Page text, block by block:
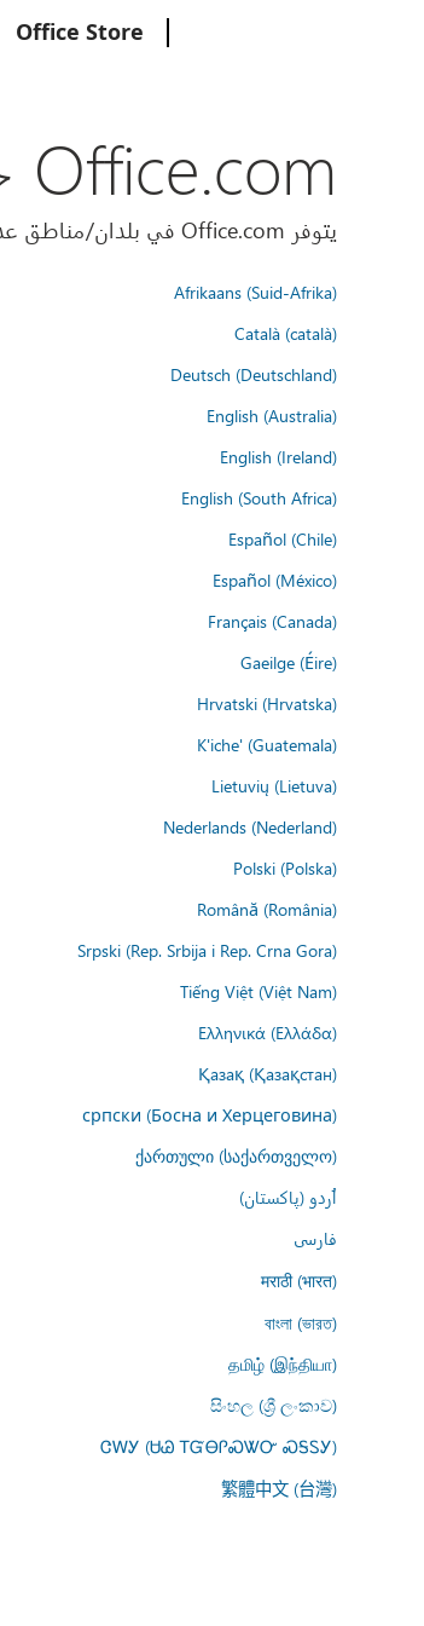
Office Store
Office.com حول العالم
يتوفر Office.com في بلدان/مناطق عدة. اختر تفضيلات اللغة أدناه.
Afrikaans (Suid-Afrika)
Català (català)
Deutsch (Deutschland)
English (Australia)
English (Ireland)
English (South Africa)
Español (Chile)
Español (México)
Français (Canada)
Gaeilge (Éire)
Hrvatski (Hrvatska)
K'iche' (Guatemala)
Lietuvių (Lietuva)
Nederlands (Nederland)
Polski (Polska)
Română (România)
Srpski (Rep. Srbija i Rep. Crna Gora)
Tiếng Việt (Việt Nam)
Ελληνικά (Ελλάδα)
Қазақ (Қазақстан)
српски (Босна и Херцеговина)
ქართული (საქართველო)
اُردو (پاکستان)
فارسى
मराठी (भारत)
বাংলা (ভারত)
தமிழ் (இந்தியா)
සිංහල (ශ්‍රී ලංකාව)
ᏣᎳᎩ (ᏌᏊ ᎢᏳᎾᎵᏍᏔᏅ ᏍᎦᏚᎩ)
繁體中文 (台灣)